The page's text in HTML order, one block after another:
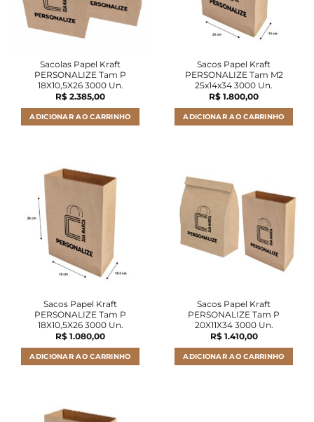
Sacolas Papel Kraft
PERSONALIZE Tam P
18X10,5X26 3000 Un.
R$ 2.385,00
ADICIONAR AO CARRINHO
Sacos Papel Kraft
PERSONALIZE Tam M2
25x14x34 3000 Un.
R$ 1.800,00
ADICIONAR AO CARRINHO
Sacos Papel Kraft
PERSONALIZE Tam P
18X10,5X26 3000 Un.
R$ 1.080,00
ADICIONAR AO CARRINHO
Sacos Papel Kraft
PERSONALIZE Tam P
20X11X34 3000 Un.
R$1.410,00
ADICIONAR AO CARRINHO